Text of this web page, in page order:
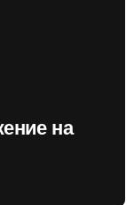
на